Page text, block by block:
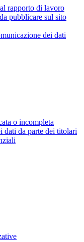
rapporto di lavoro
pubblicare sul sito
dei dati
o incompleta
dati da parte dei titolari